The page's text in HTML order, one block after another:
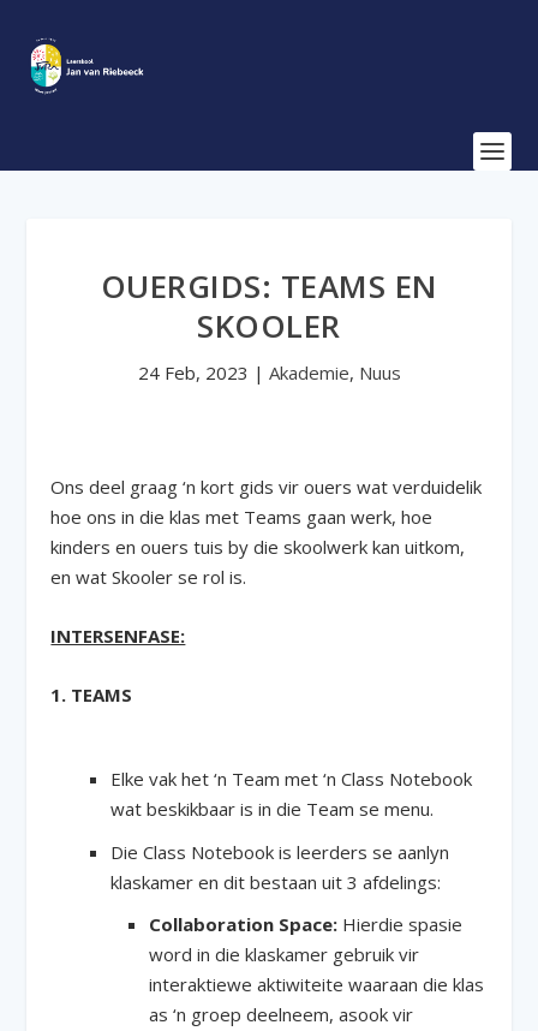
OUERGIDS: TEAMS EN
SKOOLER
24 Feb, 2023 | Akademie, Nuus
Ons deel graag ‘n kort gids vir ouers wat verduidelik
hoe ons in die klas met Teams gaan werk, hoe
kinders en ouers tuis by die skoolwerk kan uitkom,
en wat Skooler se rol is.
INTERSENFASE:
1. TEAMS
Elke vak het ‘n Team met ‘n Class Notebook
wat beskikbaar is in die Team se menu.
Die Class Notebook is leerders se aanlyn
klaskamer en dit bestaan uit 3 afdelings:
Collaboration Space:Hierdie spasie
word in die klaskamer gebruik vir
interaktiewe aktiwiteite waaraan die klas
as ‘n groep deelneem, asook vir